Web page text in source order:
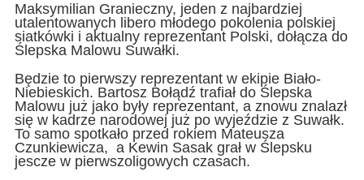
Maksymilian Granieczny, jeden z najbardziej
utalentowanych libero młodego pokolenia polskiej
siatkówki i aktualny reprezentant Polski, dołącza do
Ślepska Malowu Suwałki.
Będzie to pierwszy reprezentant w ekipie Biało-
Niebieskich. Bartosz Bołądź trafiał do Ślepska
Malowu już jako były reprezentant, a znowu znalazł
się w kadrze narodowej już po wyjeździe z Suwałk.
To samo spotkało przed rokiem Mateusza
Czunkiewicza, a Kewin Sasak grał w Ślepsku
jescze w pierwszoligowych czasach.